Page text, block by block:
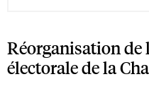
Réorganisation de
électorale de la